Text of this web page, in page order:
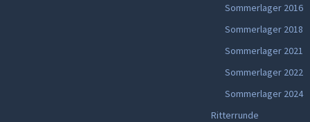
Sommerlager 2016
Sommerlager 2018
Sommerlager 2021
Sommerlager 2022
Sommerlager 2024
Ritterrunde